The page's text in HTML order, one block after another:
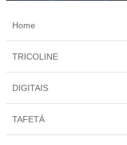
Home
TRICOLINE
DIGITAIS
TAFETÁ